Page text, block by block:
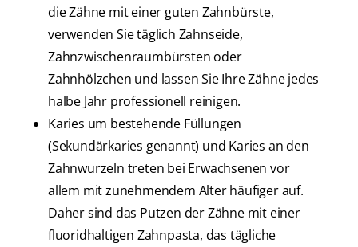
die Zähne mit einer guten Zahnbürste,
verwenden Sie täglich Zahnseide,
Zahnzwischenraumbürsten oder
Zahnhölzchen und lassen Sie Ihre Zähne jedes
halbe Jahr professionell reinigen.
Karies um bestehende Füllungen
(Sekundärkaries genannt) und Karies an den
Zahnwurzeln treten bei Erwachsenen vor
allem mit zunehmendem Alter häufiger auf.
Daher sind das Putzen der Zähne mit einer
fluoridhaltigen Zahnpasta, das tägliche